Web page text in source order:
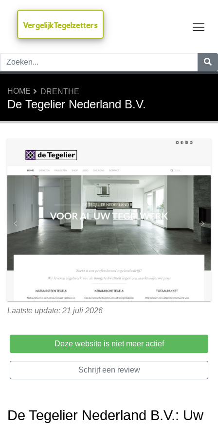
VergelijkTegelzetters
HOME DRENTHE
De Tegelier Nederland B.V.
Laatste update: 21 juli 2026
Deze website is niet meer actief
Schrijf een review
De Tegelier Nederland B.V.: Uw